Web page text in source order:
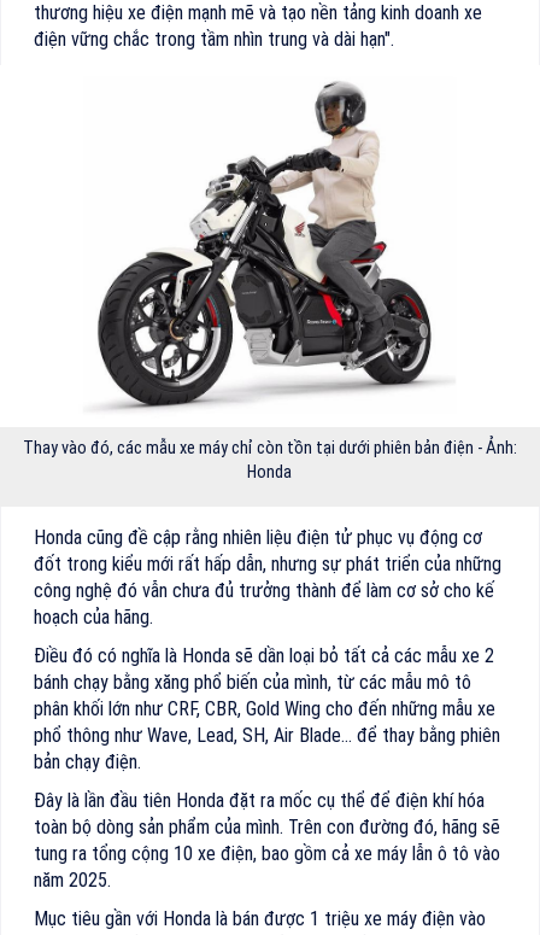
thương hiệu xe điện mạnh mẽ và tạo nền tảng kinh doanh xe
điện vững chắc trong tầm nhìn trung và dài hạn".
Thay vào đó, các mẫu xe máy chỉ còn tồn tại dưới phiên bản điện - Ảnh:
Honda
Honda cũng đề cập rằng nhiên liệu điện tử phục vụ động cơ
đốt trong kiểu mới rất hấp dẫn, nhưng sự phát triển của những
công nghệ đó vẫn chưa đủ trưởng thành để làm cơ sở cho kế
hoạch của hãng.
Điều đó có nghĩa là Honda sẽ dần loại bỏ tất cả các mẫu xe 2
bánh chạy bằng xăng phổ biến của mình, từ các mẫu mô tô
phân khối lớn như CRF, CBR, Gold Wing cho đến những mẫu xe
phổ thông như Wave, Lead, SH, Air Blade... để thay bằng phiên
bản chạy điện.
Đây là lần đầu tiên Honda đặt ra mốc cụ thể để điện khí hóa
toàn bộ dòng sản phẩm của mình. Trên con đường đó, hãng sẽ
tung ra tổng cộng 10 xe điện, bao gồm cả xe máy lẫn ô tô vào
năm 2025.
Mục tiêu gần với Honda là bán được 1 triệu xe máy điện vào